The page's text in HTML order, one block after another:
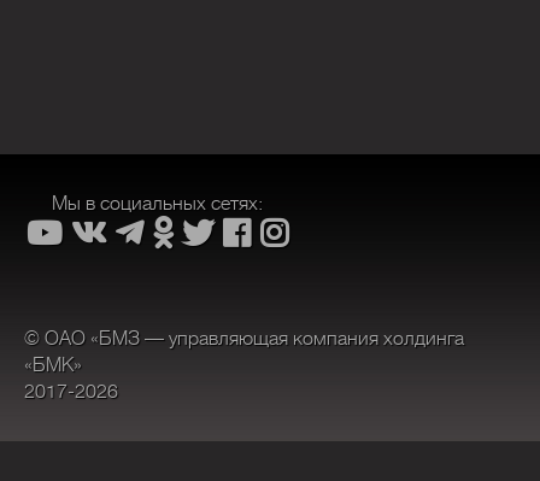
Мы в социальных сетях:
© ОАО «БМЗ — управляющая компания холдинга
«БМК»
2017-2026